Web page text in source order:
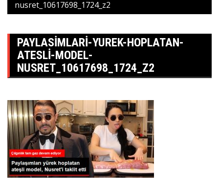
nusret_10617698_1724_z2
PAYLASIMLARI-YUREK-HOPLATAN-
ATESLI-MODEL-
NUSRET_10617698_1724_Z2